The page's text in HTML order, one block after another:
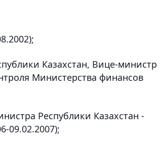
Казахстан, Вице-министр
Министерства финансов
Республики Казахстан -
09.02.2007);